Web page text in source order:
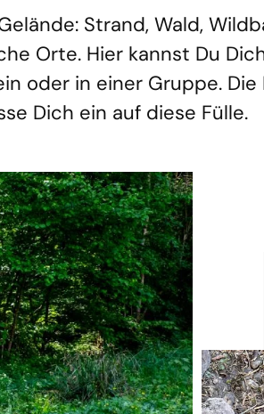
Strand, Wald,
Orte. Hier kannst Du
oder in einer Gruppe. Die
Dich ein auf diese Fülle.